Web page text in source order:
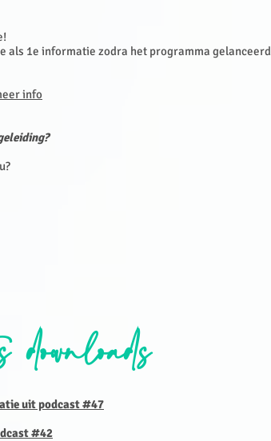
als 1e informatie zodra het programma gelanceerd
info
uit podcast #47
#42